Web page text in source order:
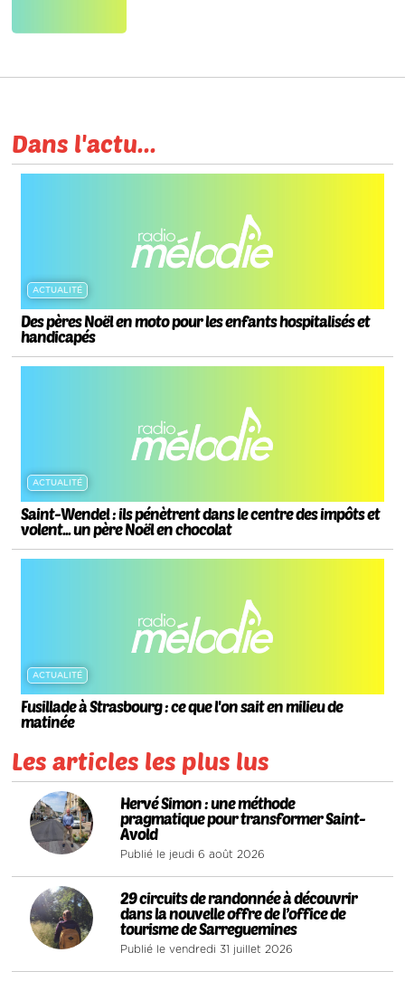
Dans l'actu...
ACTUALITÉ
Des pères Noël en moto pour les enfants hospitalisés et
handicapés
ACTUALITÉ
Saint-Wendel : ils pénètrent dans le centre des impôts et
volent... un père Noël en chocolat
ACTUALITÉ
Fusillade à Strasbourg : ce que l'on sait en milieu de
matinée
Les articles les plus lus
1
Hervé Simon : une méthode
pragmatique pour transformer Saint-
Avold
Publié le jeudi 6 août 2026
2
29 circuits de randonnée à découvrir
dans la nouvelle offre de l’office de
tourisme de Sarreguemines
Publié le vendredi 31 juillet 2026